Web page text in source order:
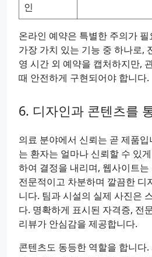
인
온라인 예약은 특별한 주의가
가장 가치 있는 기능 중 하나로,
영 시간 외 예약을 캡처하지만,
때 안전하게 구현되어야 합니다.
디자인과 콘텐츠를
의료 분야에서 신뢰는 곧 제품
는 환자는 얼마나 신뢰할 수 있
하여 결정을 내리며, 웹사이트
전문적이고 차분하며 깔끔한 디
니다. 팀과 시설의 실제 사진은
다. 명확하게 표시된 자격증, 전
리뷰가 안심감을 제공합니다.
콘텐츠도 동등한 역할을 합니다